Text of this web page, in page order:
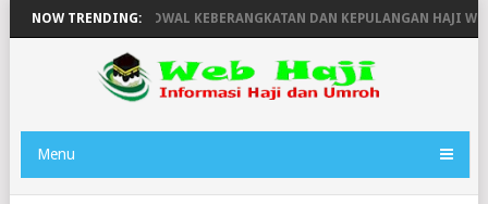
NOW TRENDING:
1446H JADWAL KEBERANGKATAN DAN KEPULANGAN HAJI
Menu